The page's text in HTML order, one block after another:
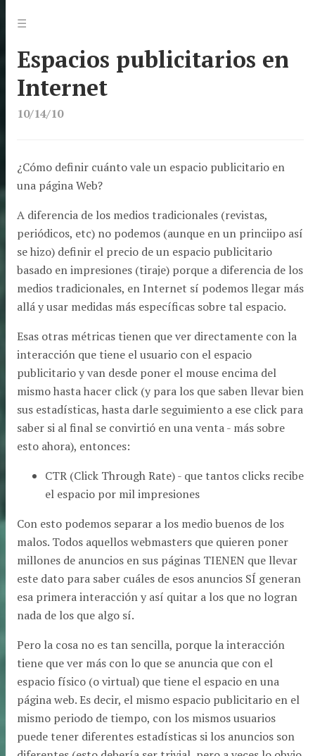
to:☰
Espacios publicitarios en
Internet
10/14/10
¿Cómo definir cuánto vale un espacio publicitario en
una página Web?
A diferencia de los medios tradicionales (revistas,
periódicos, etc) no podemos (aunque en un princiipo así
se hizo) definir el precio de un espacio publicitario
basado en impresiones (tiraje) porque a diferencia de los
medios tradicionales, en Internet sí podemos llegar más
allá y usar medidas más específicas sobre tal espacio.
Esas otras métricas tienen que ver directamente con la
interacción que tiene el usuario con el espacio
publicitario y van desde poner el mouse encima del
mismo hasta hacer click (y para los que saben llevar bien
sus estadísticas, hasta darle seguimiento a ese click para
saber si al final se convirtió en una venta - más sobre
esto ahora), entonces:
CTR (Click Through Rate) - que tantos clicks recibe
el espacio por mil impresiones
Con esto podemos separar a los medio buenos de los
malos. Todos aquellos webmasters que quieren poner
millones de anuncios en sus páginas TIENEN que llevar
este dato para saber cuáles de esos anuncios SÍ generan
esa primera interacción y así quitar a los que no logran
nada de los que algo sí.
Pero la cosa no es tan sencilla, porque la interacción
tiene que ver más con lo que se anuncia que con el
espacio físico (o virtual) que tiene el espacio en una
página web. Es decir, el mismo espacio publicitario en el
mismo periodo de tiempo, con los mismos usuarios
puede tener diferentes estadísticas si los anuncios son